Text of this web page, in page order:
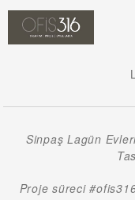
Sinpaş Lagün
Proje süreci